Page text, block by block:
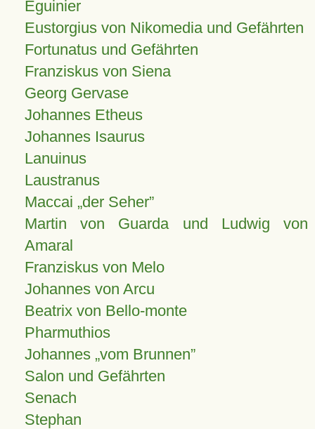
Éguinier
Eustorgius von Nikomedia und Gefährten
Fortunatus und Gefährten
Franziskus von Siena
Georg Gervase
Johannes Etheus
Johannes Isaurus
Lanuinus
Laustranus
Maccai „der Seher”
Martin von Guarda und Ludwig von
Amaral
Franziskus von Melo
Johannes von Arcu
Beatrix von Bello-monte
Pharmuthios
Johannes vom Brunnen
Salon und Gefährten
Senach
Stephan